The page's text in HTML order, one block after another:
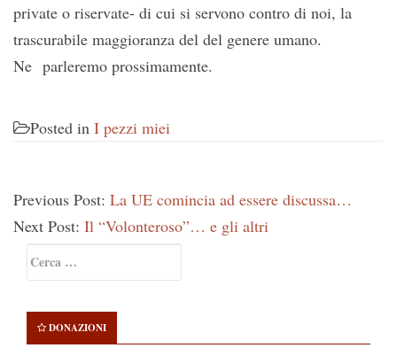
private o riservate- di cui si servono contro di noi, la
trascurabile maggioranza del del genere umano.
Ne parleremo prossimamente.
Posted in I pezzi miei
Previous Post: La UE comincia ad essere discussa…
Next Post: Il “Volonteroso”… e gli altri
Sidebar
per:
DONAZIONI